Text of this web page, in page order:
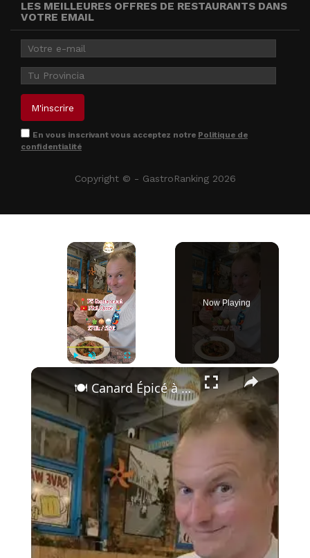
LES MEILLEURES OFFRES DE RESTAURANTS DANS
VOTRE EMAIL
En vous inscrivant vous acceptez notre Politique de
confidentialité
Copyright © - GastroRanking 2026
×
Now Playing
×
🍽️ Canard Épicé à Phu Quoc | F5 Restaurant 🇻🇳